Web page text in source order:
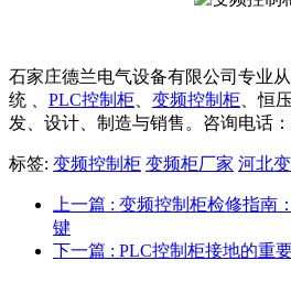
石家庄德兰电气设备有限公司专业
统 、 PLC控制柜 变频控制柜 、恒
发、设计、制造与销售。咨询电话：
标签: 变频控制柜 变频柜厂家 河北
上一篇 : 变频控制柜检修指南
键
下一篇 : PLC控制柜接地的重